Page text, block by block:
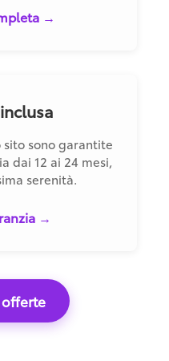
→
sono garantite
dai 12 ai 24 mesi,
serenità.
→